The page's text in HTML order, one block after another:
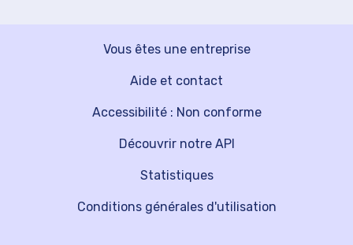
Vous êtes une entreprise
Découvrir notre API
Aide et contact
Statistiques
Accessibilité : Non conforme
Conditions générales d'utilisation